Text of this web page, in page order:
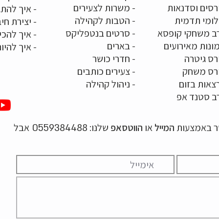
-איך
- יצירת
-איך
-איך
- משרות לצעירים
- הטבות לקהילה
- סרטים בנטפליקס
- בארים
- חדרי כושר
-צעירים כותבים
- ניהול קהילה
וסדנאות
תדמית
משחקי קופסא
מאירועים
גיטרה
משחק
בזום
סטנד אפ
באמצעות המיילאו הווטסאפ שלנו: 0559384488 אבל